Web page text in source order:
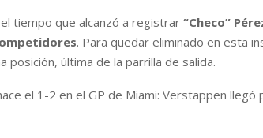
tiempo que alcanzó a registrar “Checo”
. Para quedar eliminado en esta
última de la parrilla de salida.
el 1-2 en el GP de Miami: Verstappen llegó